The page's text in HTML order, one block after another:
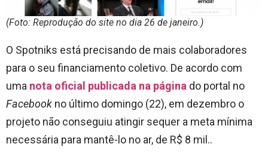
(Foto: Reprodução do site no dia 26 de janeiro.)
O Spotniks está precisando de mais colaboradores
para o seu financiamento coletivo. De acordo com
uma nota oficial publicada na página do portal no
Facebook no último domingo (22), em dezembro o
projeto não conseguiu atingir sequer a meta mínima
necessária para mantê-lo no ar, de R$ 8 mil..